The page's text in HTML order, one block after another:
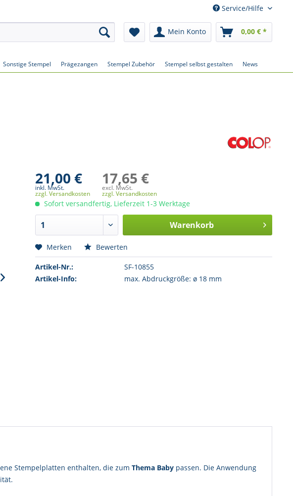
Service/Hilfe
Mein Konto 0,00 € *
Sonstige Stempel Prägezangen Stempel Zubehör Stempel selbst gestalten News
21,00 €
inkl. MwSt.
zzgl. Versandkosten
17,65 €
excl. MwSt.
zzgl. Versandkosten
Sofort versandfertig, Lieferzeit 1-3 Werktage
Warenkorb
Merken Bewerten
Artikel-Nr.:
SF-10855
Artikel-Info:
max. Abdruckgröße: ø 18 mm
Stempelplatten enthalten, die zum Thema Baby passen. Die Anwendung